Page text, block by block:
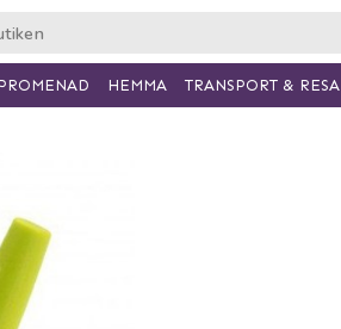
HEMMA TRANSPORT & RESA